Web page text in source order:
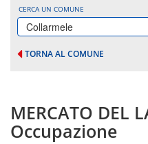
CERCA UN COMUNE
Collarmele
TORNA AL COMUNE
MERCATO DEL
Occupazione